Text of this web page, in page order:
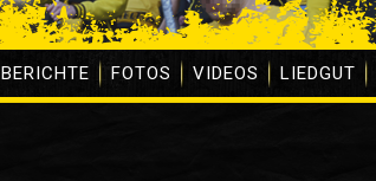
BERICHTE FOTOS VIDEOS LIEDGUT